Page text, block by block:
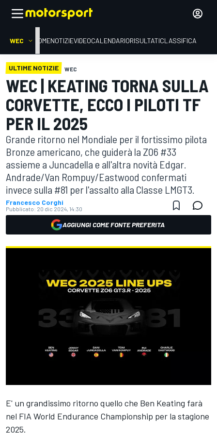
WEC HOMENOTIZIEVIDEOCALENDARIORISULTATICLASSIFICA
ULTIME NOTIZIE WEC
WEC | KEATING TORNA SULLA
CORVETTE, ECCO I PILOTI TF
PER IL 2025
Grande ritorno nel Mondiale per il fortissimo pilota
Bronze americano, che guiderà la Z06 #33
assieme a Juncadella e all'altra novità Edgar.
Andrade/Van Rompuy/Eastwood confermati
invece sulla #81 per l'assalto alla Classe LMGT3.
Francesco Corghi
Pubblicato: 20 dic 2024, 14:30
AGGIUNGI COME FONTE PREFERITA
E' un grandissimo ritorno quello che Ben Keating farà
nel FIA World Endurance Championship per la stagione
2025.